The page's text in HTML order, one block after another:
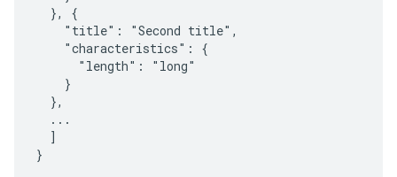
  }, {
    "title": "Second title",
    "characteristics": {
      "length": "long"
    }
  },
  ...
  ]
}